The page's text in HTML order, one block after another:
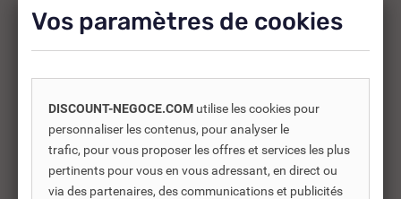
supplémentaires.
Vos paramètres de cookies
DISCOUNT-NEGOCE.COM utilise les cookies pour
personnaliser les contenus, pour analyser le
trafic, pour vous proposer les offres et services les plus
pertinents pour vous en vous adressant, en direct ou
via des partenaires, des communications et publicités